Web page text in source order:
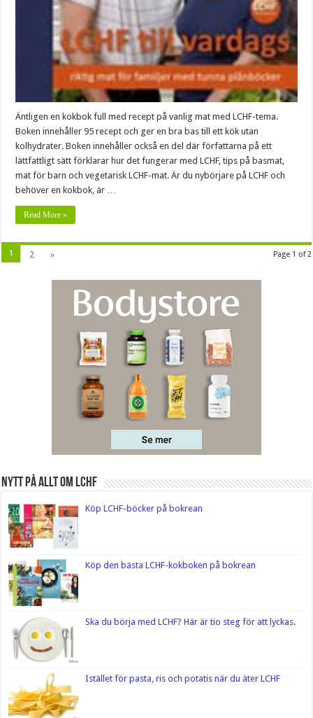
Äntligen en kokbok full med recept på vanlig mat med LCHF-tema.
Boken innehåller 95 recept och ger en bra bas till ett kök utan
kolhydrater. Boken innehåller också en del där författarna på ett
lättfattligt sätt förklarar hur det fungerar med LCHF, tips på basmat,
mat för barn och vegetarisk LCHF-mat. Är du nybörjare på LCHF och
behöver en kokbok, är …
Read More »
Page 1 of 2
1 2 »
Nytt på Allt om LCHF
Köp LCHF-böcker på bokrean
Köp den bästa LCHF-kokboken på bokrean
Ska du börja med LCHF? Här är tio steg för att lyckas.
Istället för pasta, ris och potatis när du äter LCHF